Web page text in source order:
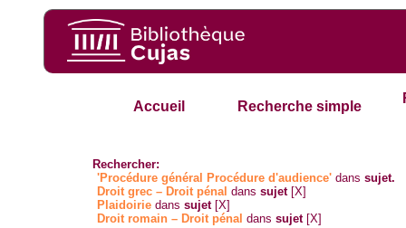
Accueil Recherche simple
Rechercher:
'Procédure général Procédure d'audience' danssujet.
Droit grec – Droit pénal danssujet [X]
Plaidoirie danssujet [X]
Droit romain – Droit pénal danssujet [X]